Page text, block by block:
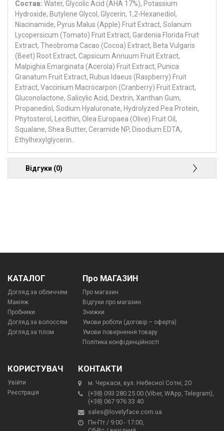
Состав: Water, Glycolic Acid (AHA 17%), Potassium
Hydroxide, Butylene Glycol, Glycerin, 1,2-Hexanediol,
Niacinamide, Pyrus Malus (Apple) Fruit Extract, Solanum
Lycopersicum (Tomato) Fruit Extract, Gardenia Florida Fruit
Extract, Theobroma Cacao (Cocoa) Extract, Beta Vulgaris
(Beet) Root Extract, Capsicum Annuum Fruit Extract,
Malpighia Emarginata (Acerola) Fruit Extract, Punica
Granatum Fruit Extract, Rubus Idaeus (Raspberry) Fruit
Extract, Vaccinium Macrocarpon (Cranberry) Fruit Extract,
Gluconolactone, Salicylic Acid, Dextrin, Xanthan Gum,
Propanediol, Sodium Hyaluronate, Hydrolyzed Pea Protein,
Phytosterol, Lecithin, Olea Europaea (Olive) Fruit Oil,
Squalane, Shea Butter, Ceramide NP, Disodium EDTA,
Ethylhexylglycerin.
Відгуки (0)
КАТАЛОГ
Догляд за обличчям
Макіяж
Пробники
Догляд за волоссям
Догляд за тілом
Про МАГАЗИН
Про магазин
Відгуки про магазин
Знижки
Умови роботи (договір – оферта)
Умови повернення товару
Політика конфіденційності
КОРИСТУВАЧ
Увійти
Реєстрація
КОНТАКТИ
м. Черкаси, вул. Небесної Сотні, 20
(+38) 093 280 25 00 (Viber, WApp, Telegram),
(+38) 067 976 33 40
sales@lovelyface.com.ua
Пн-Пт / 9:00 - 17:00,